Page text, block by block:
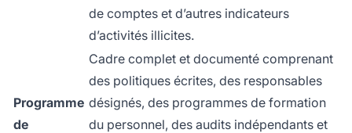
de comptes et d’autres indicateurs
d’activités illicites.
Programme
de
Cadre complet et documenté comprenant
des politiques écrites, des responsables
désignés, des programmes de formation
du personnel, des audits indépendants et